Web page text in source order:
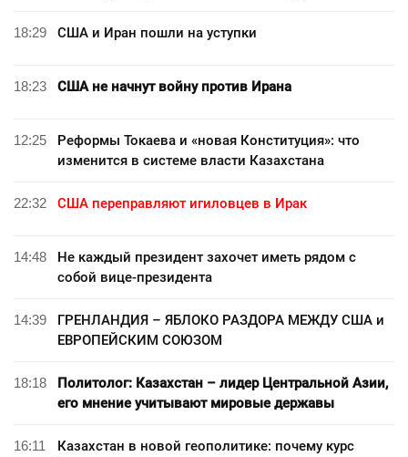
18:29 США и Иран пошли на уступки
18:23 США не начнут войну против Ирана
12:25
Реформы Токаева и «новая Конституция»: что
изменится в системе власти Казахстана
22:32 США переправляют игиловцев в Ирак
14:48
Не каждый президент захочет иметь рядом с
собой вице-президента
14:39
ГРЕНЛАНДИЯ – ЯБЛОКО РАЗДОРА МЕЖДУ США и
ЕВРОПЕЙСКИМ СОЮЗОМ
18:18
Политолог: Казахстан – лидер Центральной Азии,
его мнение учитывают мировые державы
16:11
Казахстан в новой геополитике: почему курс